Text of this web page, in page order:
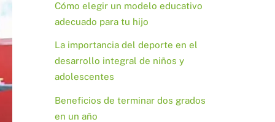
Cómo elegir un modelo educativo
adecuado para tu hijo
La importancia del deporte en el
desarrollo integral de niños y
adolescentes
Beneficios de terminar dos grados
en un año